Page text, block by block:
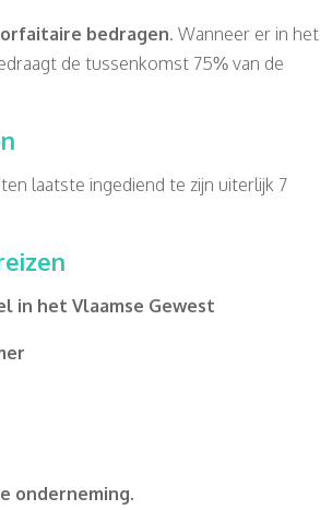
bedragen. Wanneer er in het
de tussenkomst 75% van de
laatste ingediend te zijn uiterlijk 7
in het Vlaamse Gewest
onderneming.